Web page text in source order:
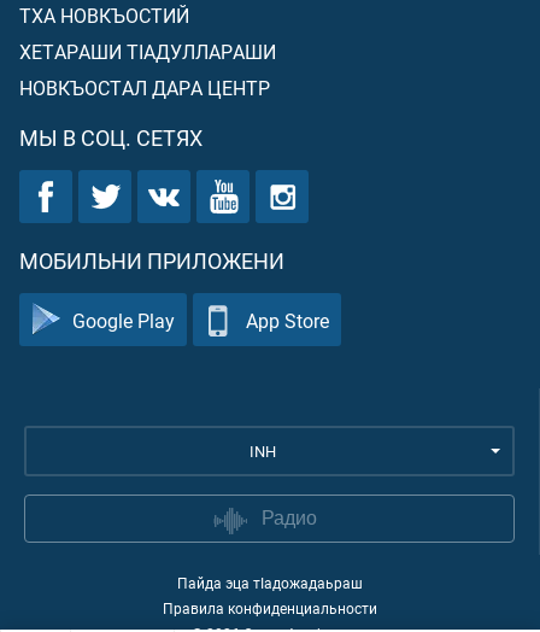
ТХА НОВКЪОСТИЙ
ХЕТАРАШИ ТIАДУЛЛАРАШИ
НОВКЪОСТАЛ ДАРА ЦЕНТР
МЫ В СОЦ. СЕТЯХ
МОБИЛЬНИ ПРИЛОЖЕНИ
Google Play App Store
INH
Радио
Пайда эца тIадожадаьраш
Правила конфиденциальности